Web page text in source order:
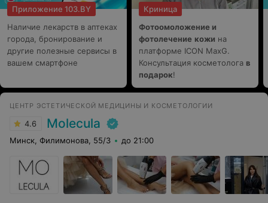
Приложение 103.BY
Наличие лекарств в аптеках
города, бронирование и
другие полезные сервисы в
вашем смартфоне
Криница
Фотоомоложение и
фотолечение кожи на
платформе ICON MaxG.
Консультация косметолога в
подарок!
ЦЕНТР ЭСТЕТИЧЕСКОЙ МЕДИЦИНЫ И КОСМЕТОЛОГИИ
4.6 Molecula
Минск, Филимонова, 55/3 до 21:00